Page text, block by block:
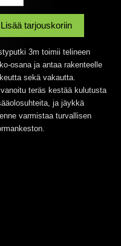
Lisää tarjouskoriin
3m toimii telineen
osana ja antaa rakenteelle
sekä vakautta.
teräs kestää kulutusta
ja jäykkä
varmistaa turvallisen